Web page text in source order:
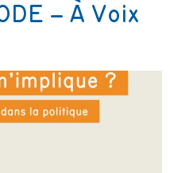
– À Voix